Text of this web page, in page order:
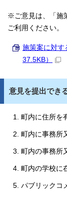
※ご意見は、「施
ご利用ください。
施策案に対す
37.5KB）
意見を提出でき
町内に住所を
町内に事務所
町内の事務所
町内の学校に
パブリックコ